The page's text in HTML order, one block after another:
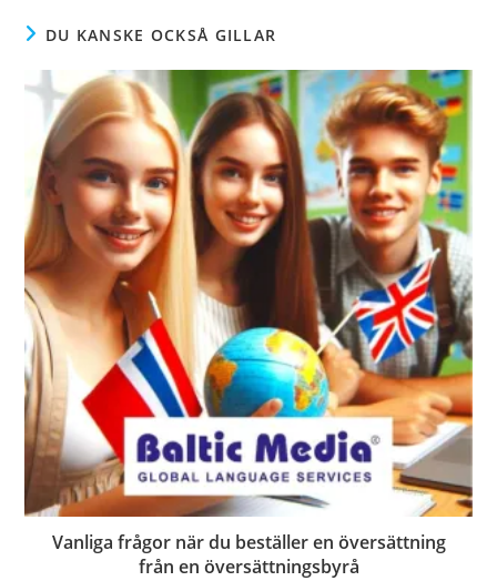
DU KANSKE OCKSÅ GILLAR
Vanliga frågor när du beställer en översättning
från en översättningsbyrå